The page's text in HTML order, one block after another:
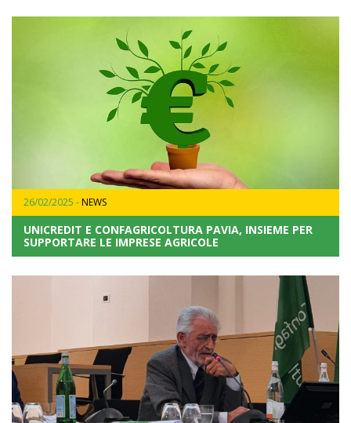
26/02/2025 -NEWS
UNICREDIT E CONFAGRICOLTURA PAVIA, INSIEME PER
SUPPORTARE LE IMPRESE AGRICOLE